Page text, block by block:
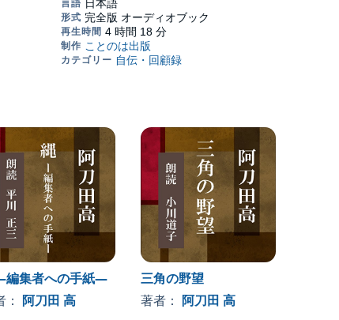
集者への手紙―
阿刀田 高
三角の野望
著者： 阿刀田 高